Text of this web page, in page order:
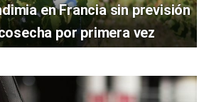
en Francia sin previsión
por primera vez